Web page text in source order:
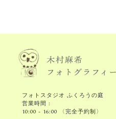
フォトスタジオ ふくろうの庭
営業時間 :
10:00 - 16:00 〈完全予約制〉